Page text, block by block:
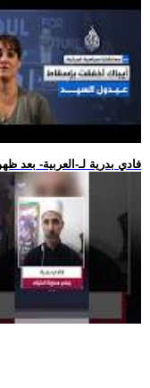
.. فادي بدرية لـ-العربية-